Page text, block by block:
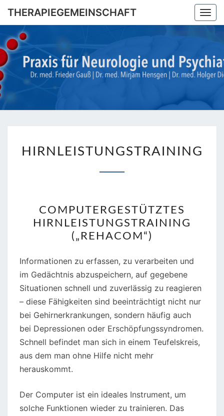
Skip
content
THERAPIEGEMEINSCHAFT
Dr. Med.
Frieder
HIRNLEISTUNGSTRAINING
COMPUTERGESTÜTZTES
HIRNLEISTUNGSTRAINING
(„REHACOM“)
Informationen zu erfassen, zu verarbeiten und
im Gedächtnis abzuspeichern, auf gegebene
Situationen schnell und zuverlässig zu reagieren
– diese Fähigkeiten sind beeinträchtigt nicht nur
bei Gehirnerkrankungen, sondern häufig auch
bei Depressionen oder Erschöpfungssyndromen.
Schnell befindet man sich in einem Teufelskreis,
aus dem man ohne Hilfe nicht mehr
herauskommt.
Der Computer ist ein ideales Instrument, um
solche Funktionen wieder zu trainieren. Das